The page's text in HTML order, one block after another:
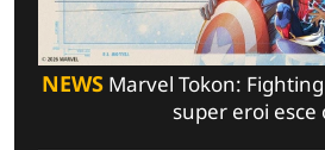
NEWS Marvel Tokon:
super eroi esce